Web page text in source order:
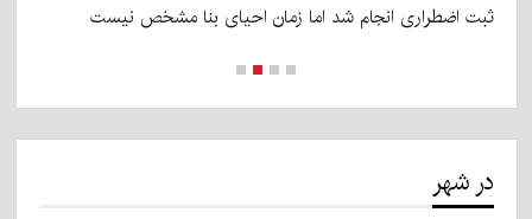
ثبت اضطراری انجام شد اما زمان احیای بنا مشخص نیست
در شهر